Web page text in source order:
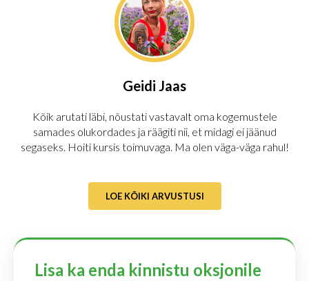
Geidi Jaas
Kõik arutati läbi, nõustati vastavalt oma kogemustele
samades olukordades ja räägiti nii, et midagi ei jäänud
segaseks. Hoiti kursis toimuvaga. Ma olen väga-väga rahul!
LOE KÕIKI ARVUSTUSI
Lisa ka enda kinnistu oksjonile